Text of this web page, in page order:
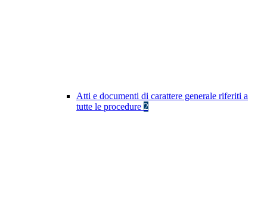
Atti e documenti di carattere generale riferiti a
tutte le procedure 2